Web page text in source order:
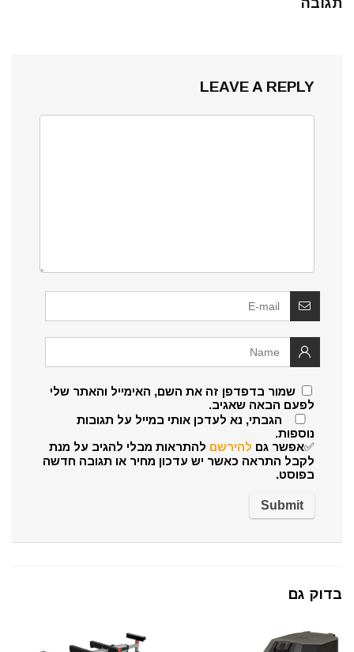
תגובה
LEAVE A REPLY
שמור בדפדפן זה את השם, האימייל והאתר שלי
לפעם הבאה שאגיב.
הגבתי, נא לעדכן אותי במייל על תגובות
נוספות.
✅אפשר גם להירשם להתראות מבלי להגיב על מנת
לקבל התראה כאשר יש עדכון מחיר או תגובה חדשה
בפוסט.
בדוק גם